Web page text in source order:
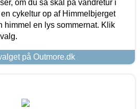
om du så skal på vandretur i
cykeltur op af Himmelbjerget
himmel en lys sommernat. Klik
på Outmore.dk